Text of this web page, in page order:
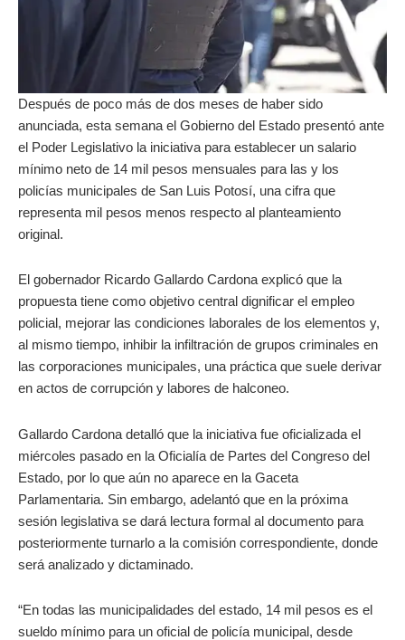
Después de poco más de dos meses de haber sido
anunciada, esta semana el Gobierno del Estado presentó ante
el Poder Legislativo la iniciativa para establecer un salario
mínimo neto de 14 mil pesos mensuales para las y los
policías municipales de San Luis Potosí, una cifra que
representa mil pesos menos respecto al planteamiento
original.
El gobernador Ricardo Gallardo Cardona explicó que la
propuesta tiene como objetivo central dignificar el empleo
policial, mejorar las condiciones laborales de los elementos y,
al mismo tiempo, inhibir la infiltración de grupos criminales en
las corporaciones municipales, una práctica que suele derivar
en actos de corrupción y labores de halconeo.
Gallardo Cardona detalló que la iniciativa fue oficializada el
miércoles pasado en la Oficialía de Partes del Congreso del
Estado, por lo que aún no aparece en la Gaceta
Parlamentaria. Sin embargo, adelantó que en la próxima
sesión legislativa se dará lectura formal al documento para
posteriormente turnarlo a la comisión correspondiente, donde
será analizado y dictaminado.
“En todas las municipalidades del estado, 14 mil pesos es el
sueldo mínimo para un oficial de policía municipal, desde